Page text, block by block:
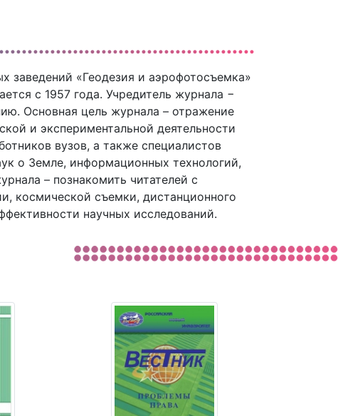
заведений «Геодезия и аэрофотосъемка»
с 1957 года. Учредитель журнала −
Основная цель журнала – отражение
и экспериментальной деятельности
вузов, а также специалистов
о Земле, информационных технологий,
– познакомить читателей с
космической съемки, дистанционного
научных исследований.